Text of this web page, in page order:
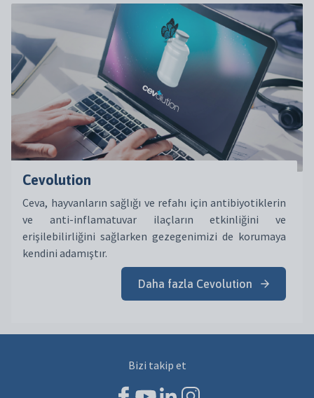
Cevolution
Ceva, hayvanların sağlığı ve refahı için antibiyotiklerin
ve anti-inflamatuvar ilaçların etkinliğini ve
erişilebilirliğini sağlarken gezegenimizi de korumaya
kendini adamıştır.
Daha fazla Cevolution
Bizi takip et